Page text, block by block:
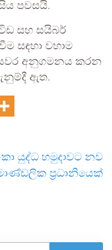
පවසයි.
සහ සයිබර්
සඳහා වහාම
අනුගමනය කරන
ඇත.
යුද්ධ හමුදාවට නව
ප්‍රධානියෙක්